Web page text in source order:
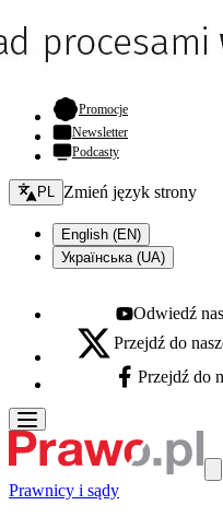
Promocje- otwiera się w
Newsletter
Podcasty
Zmień język - bieżący:
PL Zmień język strony
English (EN)
Українська (UA)
Youtube - otwiera
Odwiedź
X - otwiera się w nowej
Przejdź do
Facebook - otwiera
Przejdź do
Prawnicy i sądy